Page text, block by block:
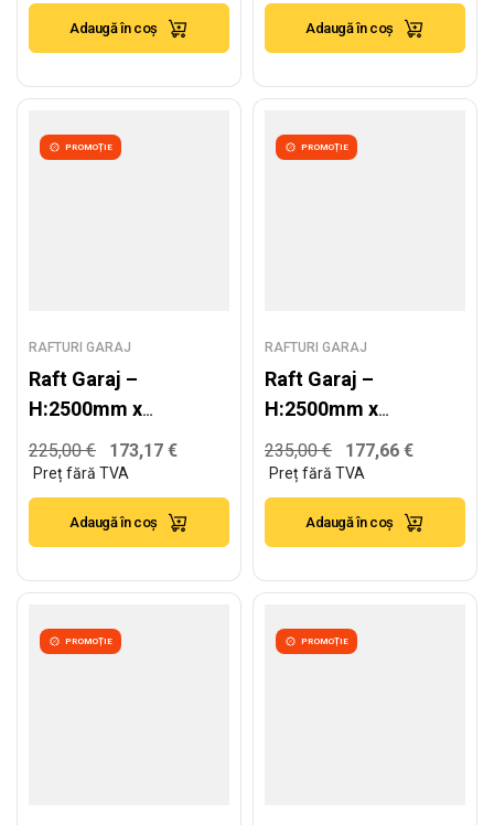
Adaugă în coș Adaugă în coș
PROMOȚIE
RAFTURI GARAJ
Raft Garaj –
H:2500mm x
L:1920mm x
W:600mm,
300kg/nivel
225,00€ 173,17 €
Adaugă în coș
PROMOȚIE
RAFTURI GARAJ
Raft Garaj –
H:2500mm x
L:2220mm x
W:600mm,
350kg/nivel
235,00€ 177,66 €
Adaugă în coș
PROMOȚIE PROMOȚIE